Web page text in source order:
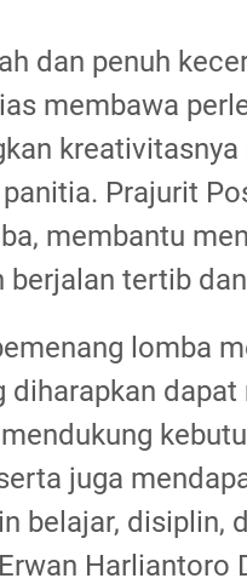
dan penuh
membawa
Prajurit
membantu
tertib
lomba
diharapkan dapat
juga
belajar, disiplin,
Harliantoro